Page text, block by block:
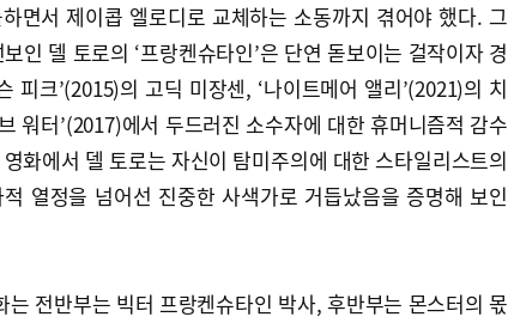
면서 제이콥 엘로디로 교체하는 소동까지 겪어야 했다. 그
인 델 토로의 ‘프랑켄슈타인’은 단연 돋보이는 걸작이자 경
피크’(2015)의 고딕 미장센, ‘나이트메어 앨리’(2021)의 치
워터’(2017)에서 두드러진 소수자에 대한 휴머니즘적 감수
화에서 델 토로는 자신이 탐미주의에 대한 스타일리스트의
열정을 넘어선 진중한 사색가로 거듭났음을 증명해 보인
전반부는 빅터 프랑켄슈타인 박사, 후반부는 몬스터의 몫